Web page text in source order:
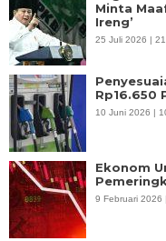
Minta
Ireng’
25 Juli 2026 |
Rp16.650
10 Juni 2026 |
Ekonom
9 Februari 2026